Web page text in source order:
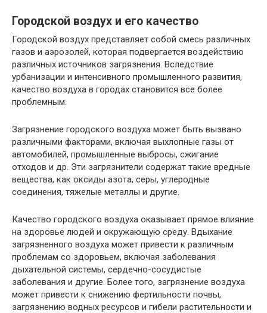
Городской воздух и его качество
Городской воздух представляет собой смесь различных
газов и аэрозолей, которая подвергается воздействию
различных источников загрязнения. Вследствие
урбанизации и интенсивного промышленного развития,
качество воздуха в городах становится все более
проблемным.
Загрязнение городского воздуха может быть вызвано
различными факторами, включая выхлопные газы от
автомобилей, промышленные выбросы, сжигание
отходов и др. Эти загрязнители содержат такие вредные
вещества, как оксиды азота, серы, углеродные
соединения, тяжелые металлы и другие.
Качество городского воздуха оказывает прямое влияние
на здоровье людей и окружающую среду. Вдыхание
загрязненного воздуха может привести к различным
проблемам со здоровьем, включая заболевания
дыхательной системы, сердечно-сосудистые
заболевания и другие. Более того, загрязнение воздуха
может привести к снижению фертильности почвы,
загрязнению водных ресурсов и гибели растительности и